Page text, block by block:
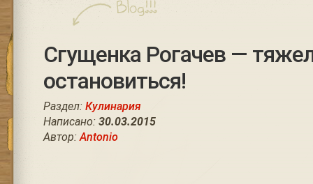
Сгущенка Рогачев —
остановиться!
Раздел: Кулинария
Написано: 30.03.2015
Автор:Antonio